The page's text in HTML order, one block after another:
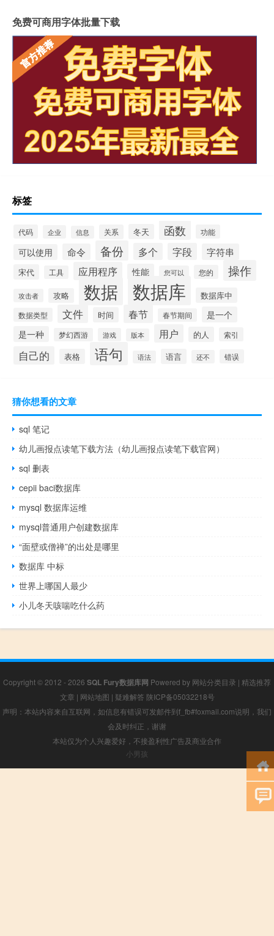
免费可商用字体批量下载
标签
代码 企业 信息 关系 冬天 函数 功能
可以使用 命令 备份 多个 字段 字符串
宋代 工具 应用程序 性能 您可以 您的 操作
攻击者 攻略 数据 数据库 数据库中
数据类型 文件 时间 春节 春节期间
是一个
是一种
梦幻西游 游戏 版本 用户 的人 索引
自己的 表格 语句 语法 语言 还不 错误
猜你想看的文章
sql 笔记
幼儿画报点读笔下载方法（幼儿画报点读笔下载官网）
sql 删表
cepii baci数据库
mysql 数据库运维
mysql普通用户创建数据库
“面壁或僧禅”的出处是哪里
数据库 中标
世界上哪国人最少
小儿冬天咳喘吃什么药
Copyright © 2012 - 2026 SQL Fury数据库网 Powered by 网站分类目录 | 精选推荐
文章 | 网站地图 | 疑难解答 陕ICP备05032218号
声明：本站内容来自互联网，如信息有错误可发邮件到f_fb#foxmail.com说明，我们
会及时纠正，谢谢
本站仅为个人兴趣爱好，不接盈利性广告及商业合作
小男孩